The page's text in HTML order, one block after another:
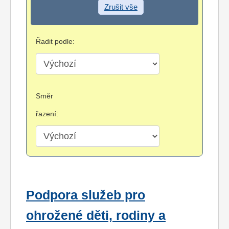
Zrušit vše
Řadit podle:
Směr
řazení:
Podpora služeb pro
ohrožené děti, rodiny a